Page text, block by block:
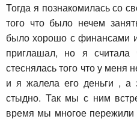
Тогда я познакомилась со
того что было нечем
было хорошо с финансами
приглашал, но я считала
стеснялась того что у
и я жалела его деньги , а
стыдно. Так мы с ним
время мы многое пережили